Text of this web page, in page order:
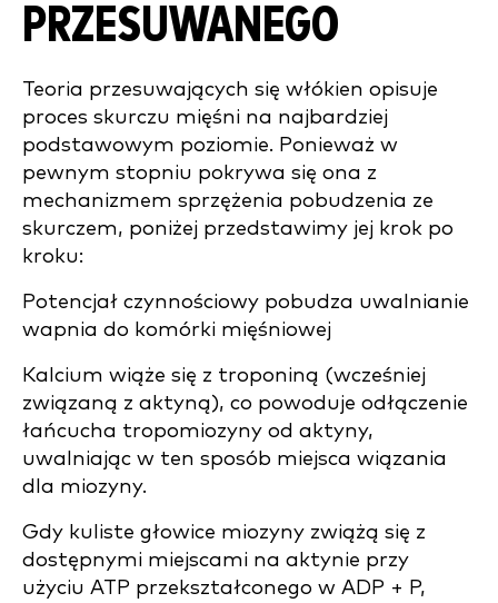
PRZESUWANEGO
Teoria przesuwających się włókien opisuje
proces skurczu mięśni na najbardziej
podstawowym poziomie. Ponieważ w
pewnym stopniu pokrywa się ona z
mechanizmem sprzężenia pobudzenia ze
skurczem, poniżej przedstawimy jej krok po
kroku:
Potencjał czynnościowy pobudza uwalnianie
wapnia do komórki mięśniowej
Kalcium wiąże się z troponiną (wcześniej
związaną z aktyną), co powoduje odłączenie
łańcucha tropomiozyny od aktyny,
uwalniając w ten sposób miejsca wiązania
dla miozyny.
Gdy kuliste głowice miozyny zwiążą się z
dostępnymi miejscami na aktynie przy
użyciu ATP przekształconego w ADP + P,